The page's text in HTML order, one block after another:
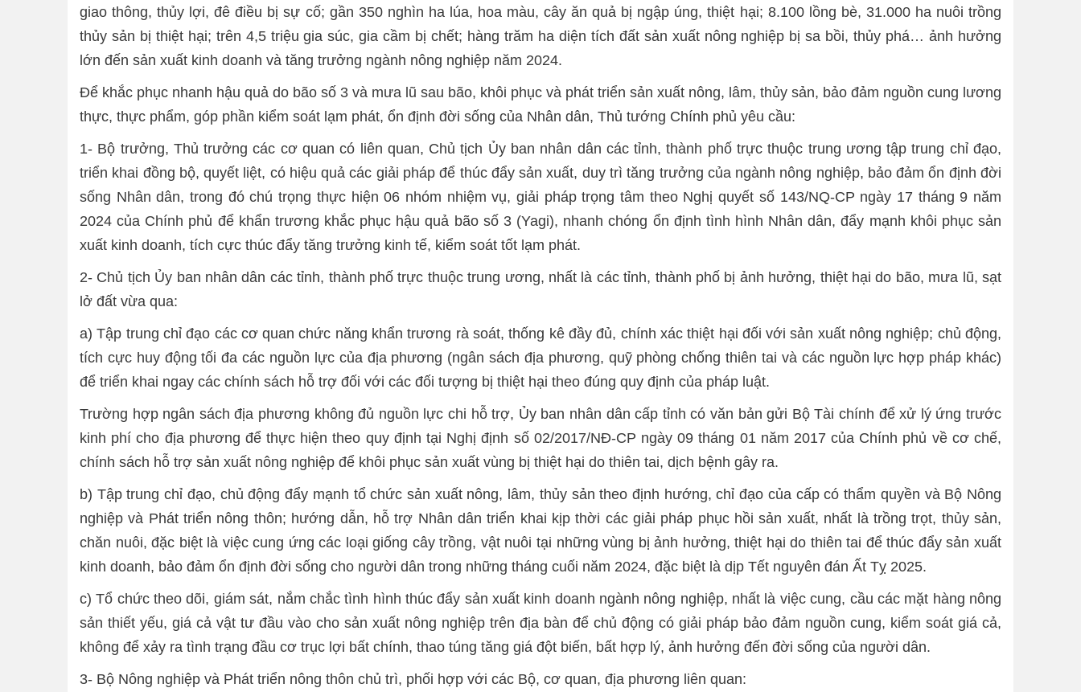
giao thông, thủy lợi, đê điều bị sự cố; gần 350 nghìn ha lúa, hoa màu, cây ăn quả bị ngập úng, thiệt hại; 8.100 lồng bè, 31.000 ha nuôi trồng
thủy sản bị thiệt hại; trên 4,5 triệu gia súc, gia cầm bị chết; hàng trăm ha diện tích đất sản xuất nông nghiệp bị sa bồi, thủy phá… ảnh hưởng
lớn đến sản xuất kinh doanh và tăng trưởng ngành nông nghiệp năm 2024.
Để khắc phục nhanh hậu quả do bão số 3 và mưa lũ sau bão, khôi phục và phát triển sản xuất nông, lâm, thủy sản, bảo đảm nguồn cung lương
thực, thực phẩm, góp phần kiểm soát lạm phát, ổn định đời sống của Nhân dân, Thủ tướng Chính phủ yêu cầu:
1- Bộ trưởng, Thủ trưởng các cơ quan có liên quan, Chủ tịch Ủy ban nhân dân các tỉnh, thành phố trực thuộc trung ương tập trung chỉ đạo,
triển khai đồng bộ, quyết liệt, có hiệu quả các giải pháp để thúc đẩy sản xuất, duy trì tăng trưởng của ngành nông nghiệp, bảo đảm ổn định đời
sống Nhân dân, trong đó chú trọng thực hiện 06 nhóm nhiệm vụ, giải pháp trọng tâm theo Nghị quyết số 143/NQ-CP ngày 17 tháng 9 năm
2024 của Chính phủ để khẩn trương khắc phục hậu quả bão số 3 (Yagi), nhanh chóng ổn định tình hình Nhân dân, đẩy mạnh khôi phục sản
xuất kinh doanh, tích cực thúc đẩy tăng trưởng kinh tế, kiểm soát tốt lạm phát.
2- Chủ tịch Ủy ban nhân dân các tỉnh, thành phố trực thuộc trung ương, nhất là các tỉnh, thành phố bị ảnh hưởng, thiệt hại do bão, mưa lũ, sạt
lở đất vừa qua:
a) Tập trung chỉ đạo các cơ quan chức năng khẩn trương rà soát, thống kê đầy đủ, chính xác thiệt hại đối với sản xuất nông nghiệp; chủ động,
tích cực huy động tối đa các nguồn lực của địa phương (ngân sách địa phương, quỹ phòng chống thiên tai và các nguồn lực hợp pháp khác)
để triển khai ngay các chính sách hỗ trợ đối với các đối tượng bị thiệt hại theo đúng quy định của pháp luật.
Trường hợp ngân sách địa phương không đủ nguồn lực chi hỗ trợ, Ủy ban nhân dân cấp tỉnh có văn bản gửi Bộ Tài chính để xử lý ứng trước
kinh phí cho địa phương để thực hiện theo quy định tại Nghị định số 02/2017/NĐ-CP ngày 09 tháng 01 năm 2017 của Chính phủ về cơ chế,
chính sách hỗ trợ sản xuất nông nghiệp để khôi phục sản xuất vùng bị thiệt hại do thiên tai, dịch bệnh gây ra.
b) Tập trung chỉ đạo, chủ động đẩy mạnh tổ chức sản xuất nông, lâm, thủy sản theo định hướng, chỉ đạo của cấp có thẩm quyền và Bộ Nông
nghiệp và Phát triển nông thôn; hướng dẫn, hỗ trợ Nhân dân triển khai kịp thời các giải pháp phục hồi sản xuất, nhất là trồng trọt, thủy sản,
chăn nuôi, đặc biệt là việc cung ứng các loại giống cây trồng, vật nuôi tại những vùng bị ảnh hưởng, thiệt hại do thiên tai để thúc đẩy sản xuất
kinh doanh, bảo đảm ổn định đời sống cho người dân trong những tháng cuối năm 2024, đặc biệt là dịp Tết nguyên đán Ất Tỵ 2025.
c) Tổ chức theo dõi, giám sát, nắm chắc tình hình thúc đẩy sản xuất kinh doanh ngành nông nghiệp, nhất là việc cung, cầu các mặt hàng nông
sản thiết yếu, giá cả vật tư đầu vào cho sản xuất nông nghiệp trên địa bàn để chủ động có giải pháp bảo đảm nguồn cung, kiểm soát giá cả,
không để xảy ra tình trạng đầu cơ trục lợi bất chính, thao túng tăng giá đột biến, bất hợp lý, ảnh hưởng đến đời sống của người dân.
3- Bộ Nông nghiệp và Phát triển nông thôn chủ trì, phối hợp với các Bộ, cơ quan, địa phương liên quan: